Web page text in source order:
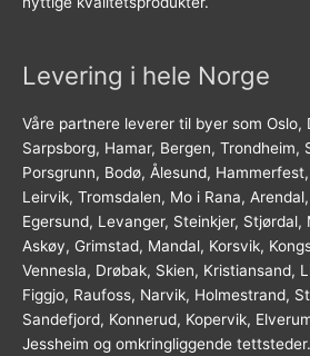
Levering i hele Norge
Våre partnere leverer til byer som Oslo,
Sarpsborg, Hamar, Bergen, Trondheim,
Porsgrunn, Bodø, Ålesund,
Leirvik, Tromsdalen, Mo i Rana,
Egersund, Levanger, Steinkjer, Stjørdal,
Askøy, Grimstad, Mandal, Korsvik,
Vennesla, Drøbak, Skien, Kristiansand,
Figgjo, Raufoss, Narvik, Holmestrand,
Sandefjord, Konnerud, Kopervik,
Jessheim og omkringliggende tettsteder.